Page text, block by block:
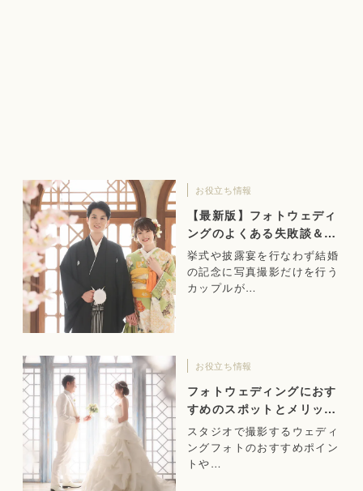
お役立ち情報
【最新版】フォトウェディ
ングのよくある失敗談＆成
功のヒント
挙式や披露宴を行なわず結婚
の記念に写真撮影だけを行う
カップルが…
お役立ち情報
フォトウェディングにおす
すめのスポットとメリット
をご紹介！
スタジオで撮影するウェディ
ングフォトのおすすめポイン
トや…